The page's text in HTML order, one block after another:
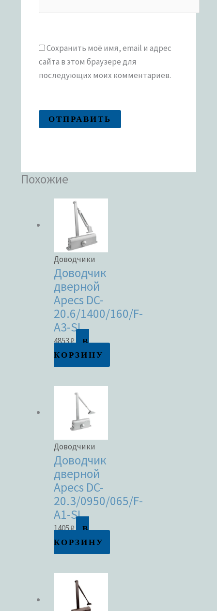
Сохранить моё имя, email и адрес
сайта в этом браузере для
последующих моих комментариев.
Похожие
Доводчики
Доводчик
дверной
Apecs DC-
20.6/1400/160/F-
A3-SL
4853₽
В
КОРЗИНУ
Доводчики
Доводчик
дверной
Apecs DC-
20.3/0950/065/F-
A1-SL
1405₽
В
КОРЗИНУ